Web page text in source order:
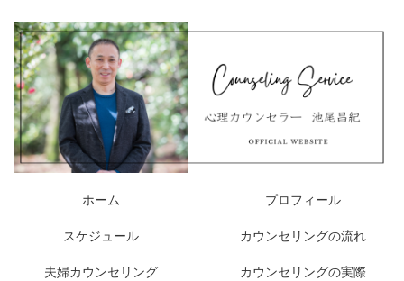
ホーム プロフィール
スケジュール カウンセリングの流れ
夫婦カウンセリング カウンセリングの実際